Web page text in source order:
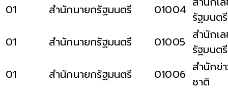
01
สำนักนายกรัฐมนตรี 01004 รัฐมนตรี
01
สำนักนายกรัฐมนตรี 01005 สำนักเ
รัฐมนตรี
01
สำนักนายกรัฐมนตรี 01006 สำนักข่
ชาติ